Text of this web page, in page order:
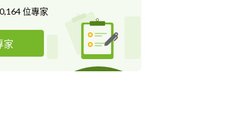
位專家
家